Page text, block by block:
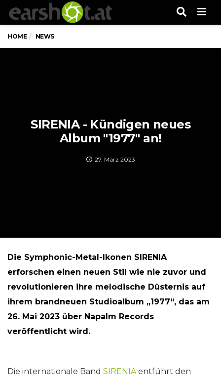
HOME NEWS
SIRENIA - Kündigen neues
Album "1977" an!
27. März 2023
Die Symphonic-Metal-Ikonen SIRENIA
erforschen einen neuen Stil wie nie zuvor und
revolutionieren ihre melodische Düsternis auf
ihrem brandneuen Studioalbum „1977“, das am
26. Mai 2023 über Napalm Records
veröffentlicht wird.
Die internationale Band SIRENIAentführt den